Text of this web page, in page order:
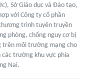
Sở Giáo dục và Đào tạo,
với Công ty cổ phần
trình tuyên truyền
phòng, chống nguy cơ bị
trên môi trường mạng cho
các trường khu vực phía
Nai.